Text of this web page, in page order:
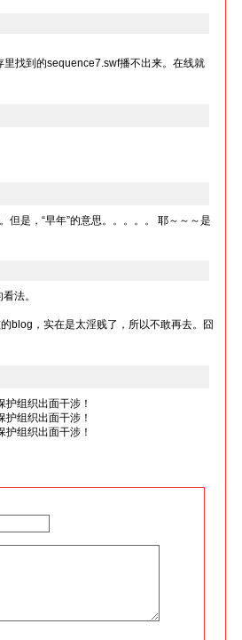
找到的sequence7.swf播不出来。在线就
但是，“早年”的意思。。。。。 耶～～～是
法。
blog，实在是太淫贱了，所以不敢再去。囧
组织出面干涉！
组织出面干涉！
组织出面干涉！